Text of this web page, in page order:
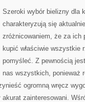
Szeroki wybór bielizny dla
charakteryzują się
zróżnicowaniem, że za ich
kupić właściwie
pomyśleć. Z pewnością
nas wszystkich, ponieważ
ogromną wręcz
zainteresowani.